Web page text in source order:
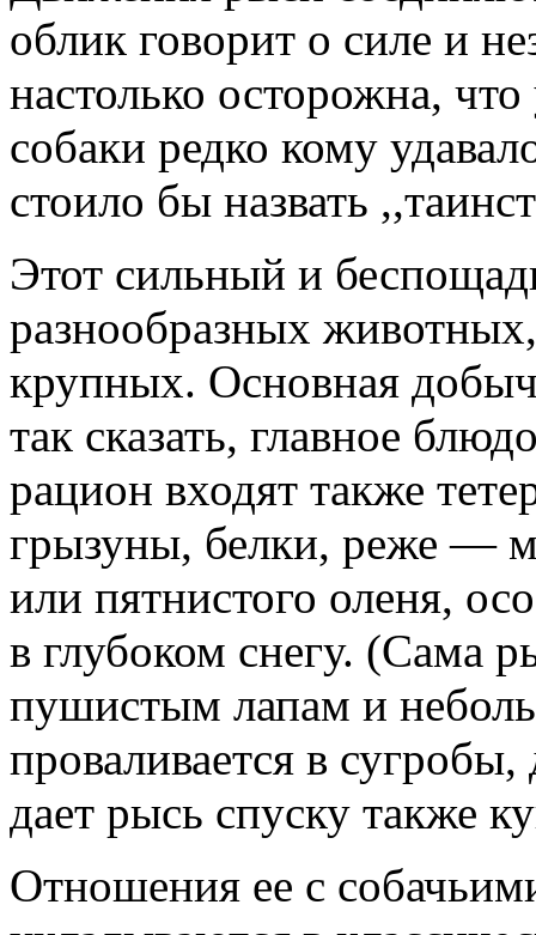
облик говорит о силе и
настолько осторожна,
собаки редко кому
стоило бы назвать
Этот сильный и
разнообразных
крупных. Основная
так сказать, главное
рацион входят также
грызуны, белки, реже —
или пятнистого оленя,
в глубоком снегу. (Сама
пушистым лапам и
проваливается в
дает рысь спуску также
Отношения ее с